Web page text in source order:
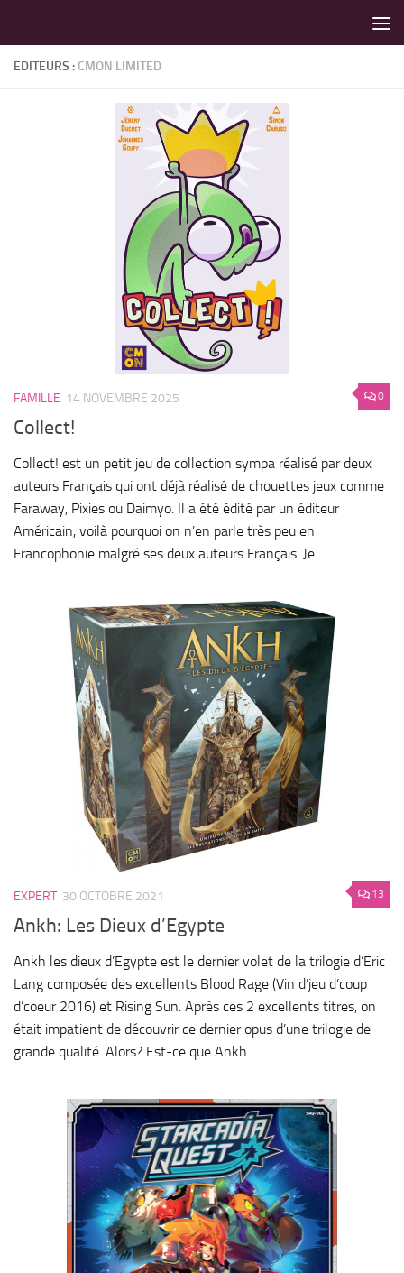
EDITEURS : CMON LIMITED
0
FAMILLE 14 NOVEMBRE 2025
Collect!
Collect! est un petit jeu de collection sympa réalisé par deux
auteurs Français qui ont déjà réalisé de chouettes jeux comme
Faraway, Pixies ou Daimyo. Il a été édité par un éditeur
Américain, voilà pourquoi on n’en parle très peu en
Francophonie malgré ses deux auteurs Français. Je...
13
EXPERT 30 OCTOBRE 2021
Ankh: Les Dieux d’Egypte
Ankh les dieux d’Egypte est le dernier volet de la trilogie d’Eric
Lang composée des excellents Blood Rage (Vin d’jeu d’coup
d’coeur 2016) et Rising Sun. Après ces 2 excellents titres, on
était impatient de découvrir ce dernier opus d’une trilogie de
grande qualité. Alors? Est-ce que Ankh...